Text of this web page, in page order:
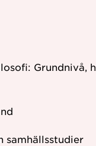
Grundnivå,
samhällsstudier